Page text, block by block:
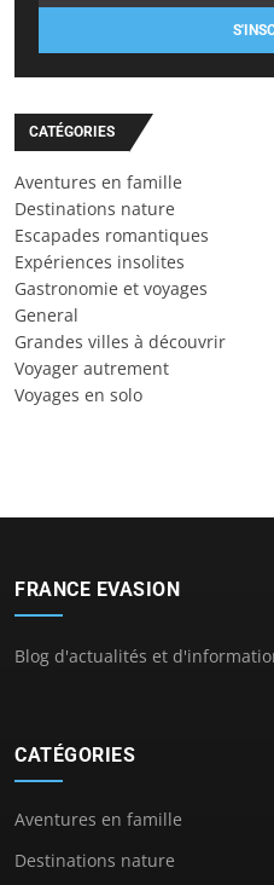
CATÉGORIES
Aventures en famille
Destinations nature
Escapades romantiques
Expériences insolites
Gastronomie et voyages
General
Grandes villes à découvrir
Voyager autrement
Voyages en solo
FRANCE EVASION
Blog d'actualités et
CATÉGORIES
Aventures en famille
Destinations nature